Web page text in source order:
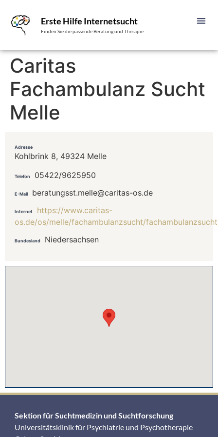
Erste Hilfe Internetsucht
Finden Sie die passende Beratung und Therapie
Caritas
Fachambulanz Sucht
Melle
Adresse
Kohlbrink 8, 49324 Melle
Telefon 05422/9625950
E-Mail beratungsst.melle@caritas-os.de
Internet
https://www.caritas-
os.de/os/melle/fachambulanzsucht/fachambulanzsucht
Bundesland Niedersachsen
Sektion für Suchtmedizin und Suchtforschung
Universitätsklinik für Psychiatrie und Psychotherapie